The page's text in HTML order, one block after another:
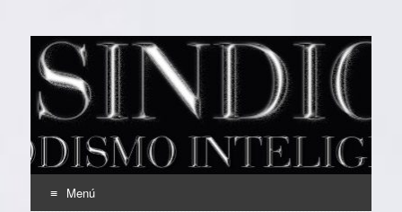
EL SINDICAL
Periodismo Inteligente
Menú